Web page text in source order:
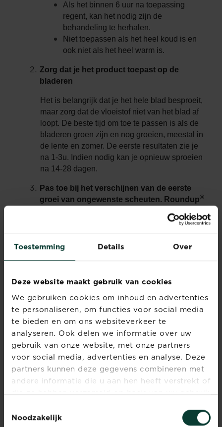
Toestemming Details Over
Deze website maakt gebruik van cookies
We gebruiken cookies om inhoud en advertenties
te personaliseren, om functies voor social media
te bieden en om ons websiteverkeer te
analyseren. Ook delen we informatie over uw
gebruik van onze website, met onze partners
voor social media, advertenties en analyse. Deze
partners kunnen deze gegevens combineren met
andere informatie die u aan hen heeft verstrekt of
die ze hebben verzameld op basis van uw gebruik
Noodzakelijk
Als het binnen 6 uur na toepassing
regent, kan het nodig zijn de
behandeling te herhalen.
Niet toepassen als het heel koud is en
ook niet als het heel warm is.
Zorg dat je het product toepast op de
bladeren
Het is belangrijk dat je het hele blad besproeit,
maar zorg dat de vloeistof niet van het blad af
loopt. De beste tijd om toe te passen is als de
bladeren groen zijn en nog groeien, meestal in
de lente en zomer. De eerste resultaten zie je
na 1-3u. Indien nodig kan je opnieuw sproeien
na 14-28 dagen.
Pas toe bij het verschijnen van de eerste
groei van ongewenste scheuten. Roundup®
planten, het is nutteloos om het product te
want dan zal jouw gazon ook aangetast
worden.
5. Hoe kun je onkruidbestrijders veilig
gebruiken?
Er gelden een
aantal gouden
regels die je in
acht moet
nemen. Water
moeten